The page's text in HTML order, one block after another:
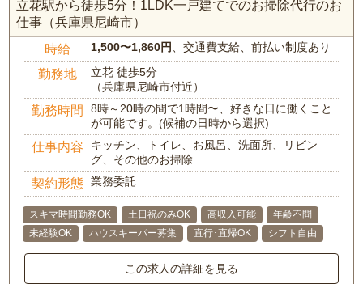
立花駅から徒歩5分！1LDK一戸建てでのお掃除代行のお
仕事（兵庫県尼崎市）
時給 1,500〜1,860円 、交通費支給、前払い制度あり
勤務地
立花 徒歩5分
（兵庫県尼崎市付近）
勤務時間
8時～20時の間で1時間〜、好きな日に働くこと
が可能です。(候補の日時から選択)
仕事内容
キッチン、トイレ、お風呂、洗面所、リビン
グ、その他のお掃除
契約形態 業務委託
スキマ時間勤務OK 土日祝のみOK 高収入可能
年齢不問
未経験OK
ハウスキーパー募集 直行･直帰OK シフト自由
この求人の詳細を見る